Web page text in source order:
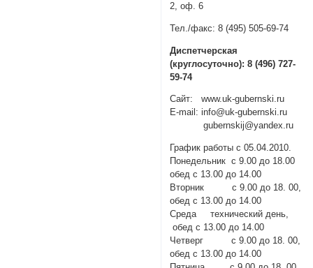
2, оф. 6
Тел./факс: 8 (495) 505-69-74
Диспетчерская
(круглосуточно): 8 (496) 727-
59-74
Сайт: www.uk-gubernski.ru
E-mail: info@uk-gubernski.ru
gubernskij@yandex.ru
График работы с 05.04.2010.
Понедельник с 9.00 до 18.00
обед с 13.00 до 14.00
Вторник с 9.00 до 18. 00,
обед с 13.00 до 14.00
Среда технический день,
обед с 13.00 до 14.00
Четверг с 9.00 до 18. 00,
обед с 13.00 до 14.00